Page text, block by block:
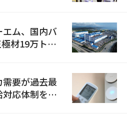
ム、国内バ
材19万トン
要が過去最
応体制を点